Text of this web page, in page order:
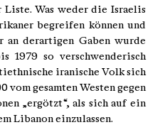
Liste. Was weder die Israelis
begreifen können und
an derartigen Gaben wurde
1979 so verschwenderisch
iranische Volk sich
gesamten Westen gegen
„ergötzt“, als sich auf ein
Libanon einzulassen.